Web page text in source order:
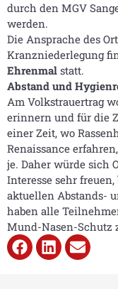
durch den MGV
werden.
Die Ansprache des
Kranzniederlegung
Ehrenmal statt.
Abstand und
Am Volkstrauertrag
erinnern und für die
einer Zeit, wo
Renaissance
je. Daher würde sich
Interesse sehr
aktuellen Abstands-
haben alle
Mund-Nasen-Schutz